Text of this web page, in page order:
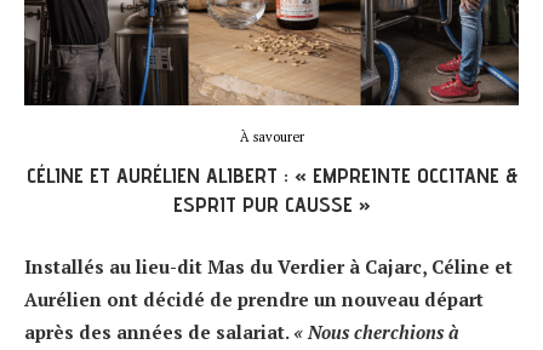
À savourer
CÉLINE ET AURÉLIEN ALIBERT : « EMPREINTE OCCITANE &
ESPRIT PUR CAUSSE »
Installés au lieu-dit Mas du Verdier à Cajarc, Céline et
Aurélien ont décidé de prendre un nouveau départ
après des années de salariat. « Nous cherchions à